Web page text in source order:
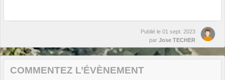
Publié le 01 sept. 2023
par Jose TECHER
COMMENTEZ L’ÉVÈNEMENT